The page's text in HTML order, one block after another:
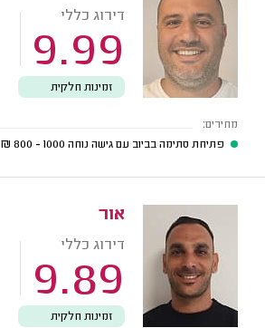
דירוג כללי
9.99
זמינות חלקית
מחירים:
פתיחת סתימה בביוב עם גישה נוחה 1000 - 800
₪
אור
דירוג כללי
9.89
זמינות חלקית